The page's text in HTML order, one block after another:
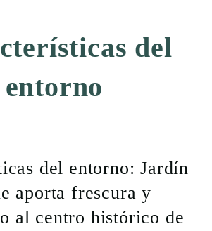
del
entorno
del entorno: Jardín
aporta frescura y
al centro histórico de